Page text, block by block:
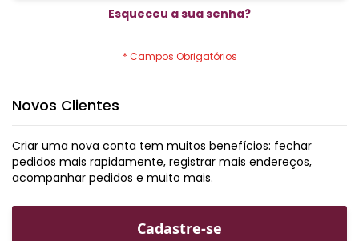
Esqueceu a sua senha?
Novos Clientes
Criar uma nova conta tem muitos benefícios: fechar
pedidos mais rapidamente, registrar mais endereços,
acompanhar pedidos e muito mais.
Cadastre-se